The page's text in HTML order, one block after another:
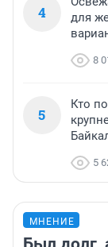
4
для
8
5
Кто
5
МНЕНИЕ